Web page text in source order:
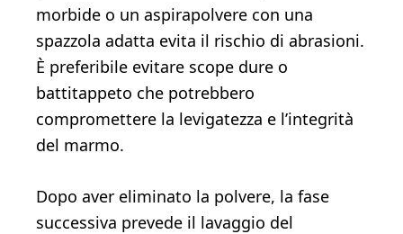
morbide o un aspirapolvere con una
spazzola adatta evita il rischio di abrasioni.
È preferibile evitare scope dure o
battitappeto che potrebbero
compromettere la levigatezza e l’integrità
del marmo.
Dopo aver eliminato la polvere, la fase
successiva prevede il lavaggio del